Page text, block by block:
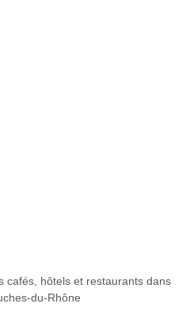
cafés, hôtels et restaurants dans
du-Rhône